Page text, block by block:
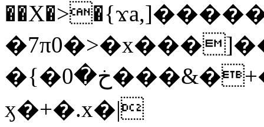
�{�خ�0���&�+�zwYFEÙ4�~�_�̾�
ӽ�+�.x�|